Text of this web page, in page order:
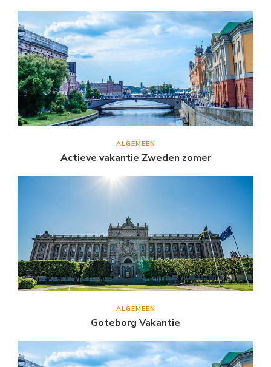
ALGEMEEN
Actieve vakantie Zweden zomer
ALGEMEEN
Goteborg Vakantie